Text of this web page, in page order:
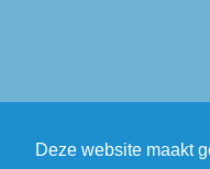
Deze website maakt